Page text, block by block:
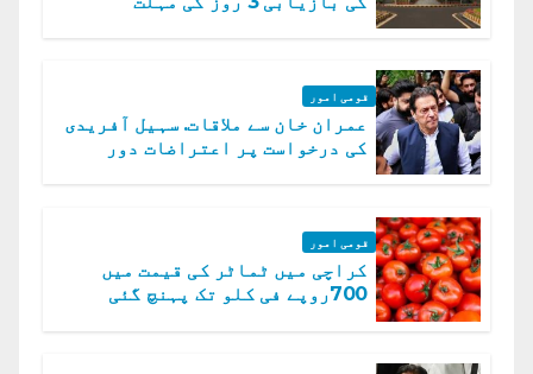
قومی امور
عمران خان سے ملاقات. سہیل آفریدی
کی درخواست پر اعتراضات دور
قومی امور
کراچی میں ٹماٹر کی قیمت میں
700روپے فی کلو تک پہنچ گئی